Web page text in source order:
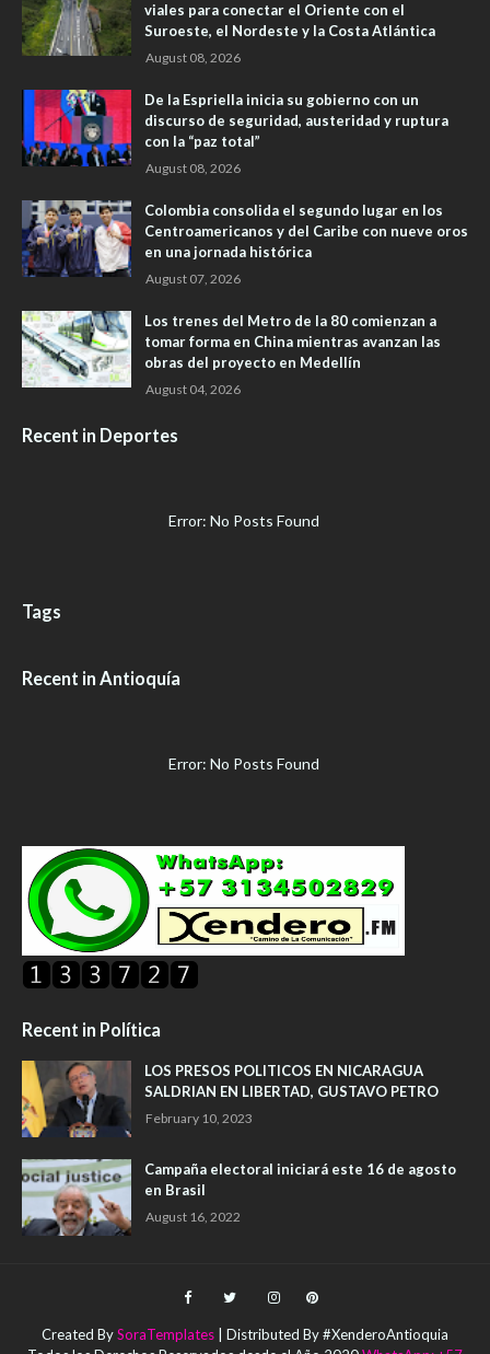
viales para conectar el Oriente con el
Suroeste, el Nordeste y la Costa Atlántica
August 08, 2026
De la Espriella inicia su gobierno con un
discurso de seguridad, austeridad y ruptura
con la “paz total”
August 08, 2026
Colombia consolida el segundo lugar en los
Centroamericanos y del Caribe con nueve oros
en una jornada histórica
August 07, 2026
Los trenes del Metro de la 80 comienzan a
tomar forma en China mientras avanzan las
obras del proyecto en Medellín
August 04, 2026
Recent in Deportes
Error: No Posts Found
Tags
Recent in Antioquía
Error: No Posts Found
Recent in Política
LOS PRESOS POLITICOS EN NICARAGUA
SALDRIAN EN LIBERTAD, GUSTAVO PETRO
February 10, 2023
Campaña electoral iniciará este 16 de agosto
en Brasil
August 16, 2022
Created BySoraTemplates | Distributed By #XenderoAntioquia